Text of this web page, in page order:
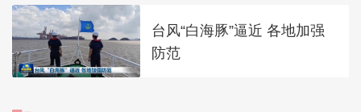
台风“白海豚”逼近 各地加强
防范